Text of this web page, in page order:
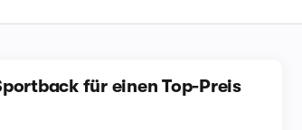
für einen Top-Preis